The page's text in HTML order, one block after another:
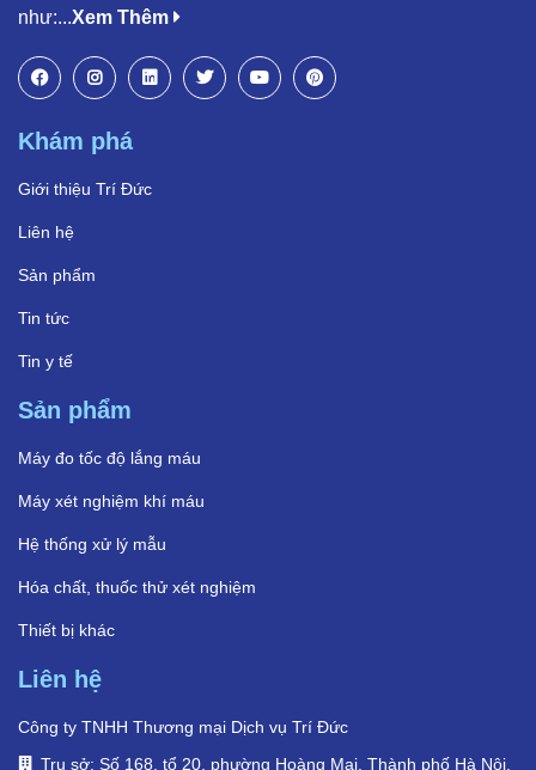
như:...Xem Thêm
Khám phá
Giới thiệu Trí Đức
Liên hệ
Sản phẩm
Tin tức
Tin y tế
Sản phẩm
Máy đo tốc độ lắng máu
Máy xét nghiệm khí máu
Hệ thống xử lý mẫu
Hóa chất, thuốc thử xét nghiệm
Thiết bị khác
Liên hệ
Công ty TNHH Thương mại Dịch vụ Trí Đức
Trụ sở: Số 168, tổ 20, phường Hoàng Mai, Thành phố Hà Nội,